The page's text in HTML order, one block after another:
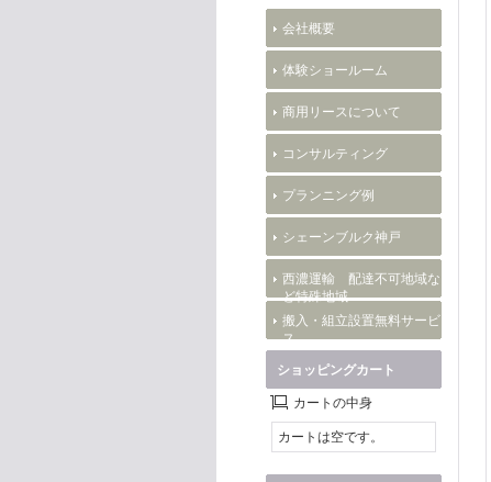
会社概要
体験ショールーム
商用リースについて
コンサルティング
プランニング例
シェーンブルク神戸
西濃運輸 配達不可地域な
ど特殊地域
搬入・組立設置無料サービ
ス
ショッピングカート
カートの中身
カートは空です。